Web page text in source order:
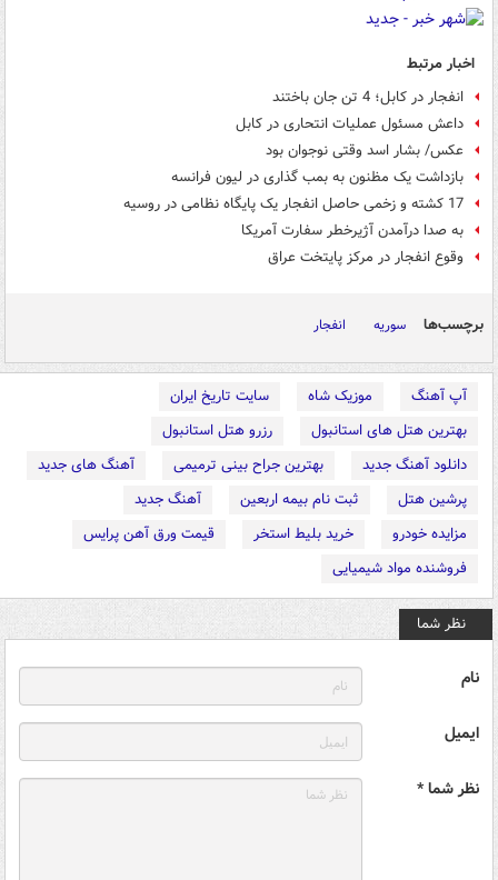
اخبار مرتبط
انفجار در کابل؛ 4 تن جان باختند
داعش مسئول عملیات انتحاری در کابل
عکس/ بشار اسد وقتی نوجوان بود
بازداشت یک مظنون به بمب گذاری در لیون فرانسه
17 کشته و زخمی حاصل انفجار یک پایگاه نظامی در روسیه
به صدا درآمدن آژیرخطر سفارت آمریکا
وقوع انفجار در مرکز پایتخت عراق
برچسب‌ها سوریه انفجار
آپ آهنگ موزیک شاه
سایت تاریخ ایران
بهترین هتل های استانبول
رزرو هتل استانبول
دانلود آهنگ جدید
بهترین جراح بینی ترمیمی
آهنگ های جدید
پرشین هتل
ثبت نام بیمه اربعین
آهنگ جدید
مزایده خودرو
خرید بلیط استخر
قیمت ورق آهن پرایس
فروشنده مواد شیمیایی
نظر شما
نام
ایمیل
نظر شما *